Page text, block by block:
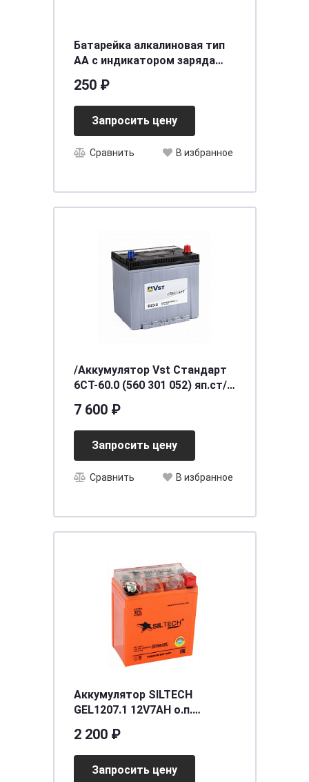
Батарейка алкалиновая тип
AA с индикатором заряда
LR6 MX1500 BL-2
250 ₽
Запросить цену
Сравнить В избранное
/Аккумулятор Vst Стандарт
6СТ-60.0 (560 301 052) яп.ст/
7 600 ₽
Запросить цену
Сравнить В избранное
Аккумулятор SILTECH
GEL1207.1 12V7AH о.п.
[д113ш70в132/100
2 200 ₽
Запросить цену